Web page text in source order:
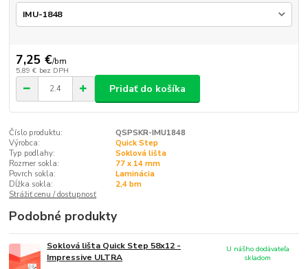
7,25 €/bm
5,89 € bez DPH
Pridať do košíka
Číslo produktu:
QSPSKR-IMU1848
Výrobca:
Quick Step
Typ podlahy:
Soklová lišta
Rozmer sokla:
77 x 14 mm
Povrch sokla:
Laminácia
Dĺžka sokla:
2,4 bm
Strážiť cenu / dostupnosť
Podobné produkty
Soklová lišta Quick Step 58x12 -
Impressive ULTRA
U nášho dodávateľa
skladom